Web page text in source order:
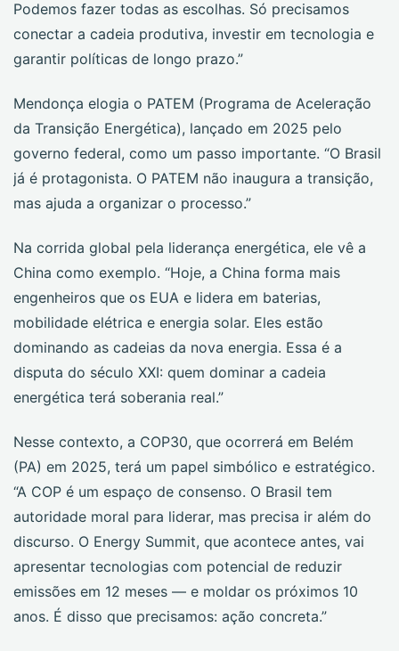
Podemos fazer todas as escolhas. Só precisamos
conectar a cadeia produtiva, investir em tecnologia e
garantir políticas de longo prazo.”
Mendonça elogia o PATEM (Programa de Aceleração
da Transição Energética), lançado em 2025 pelo
governo federal, como um passo importante. “O Brasil
já é protagonista. O PATEM não inaugura a transição,
mas ajuda a organizar o processo.”
Na corrida global pela liderança energética, ele vê a
China como exemplo. “Hoje, a China forma mais
engenheiros que os EUA e lidera em baterias,
mobilidade elétrica e energia solar. Eles estão
dominando as cadeias da nova energia. Essa é a
disputa do século XXI: quem dominar a cadeia
energética terá soberania real.”
Nesse contexto, a COP30, que ocorrerá em Belém
(PA) em 2025, terá um papel simbólico e estratégico.
“A COP é um espaço de consenso. O Brasil tem
autoridade moral para liderar, mas precisa ir além do
discurso. O Energy Summit, que acontece antes, vai
apresentar tecnologias com potencial de reduzir
emissões em 12 meses — e moldar os próximos 10
anos. É disso que precisamos: ação concreta.”